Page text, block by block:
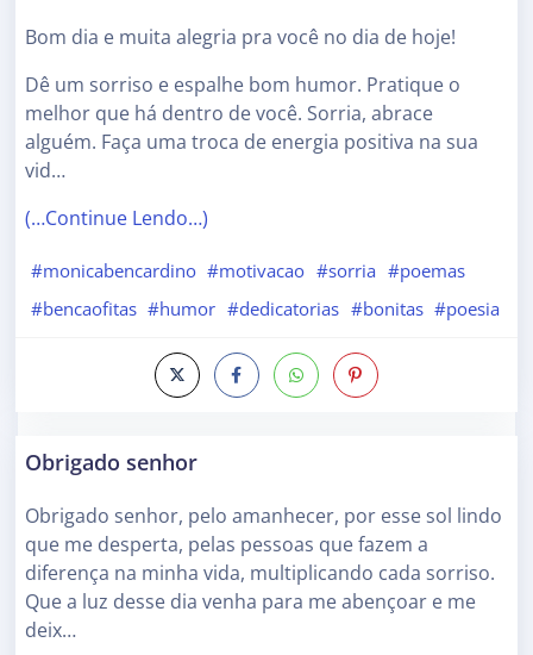
Bom dia e muita alegria pra você no dia de hoje!
Dê um sorriso e espalhe bom humor. Pratique o
melhor que há dentro de você. Sorria, abrace
alguém. Faça uma troca de energia positiva na sua
vid…
(…Continue Lendo…)
#monicabencardino #motivacao #sorria #poemas
#bencaofitas #humor #dedicatorias #bonitas #poesia
Obrigado senhor
Obrigado senhor, pelo amanhecer, por esse sol lindo
que me desperta, pelas pessoas que fazem a
diferença na minha vida, multiplicando cada sorriso.
Que a luz desse dia venha para me abençoar e me
deix…